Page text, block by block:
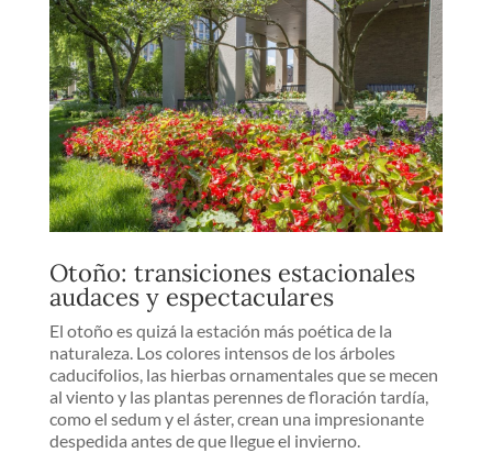
Otoño: transiciones estacionales
audaces y espectaculares
El otoño es quizá la estación más poética de la
naturaleza. Los colores intensos de los árboles
caducifolios, las hierbas ornamentales que se mecen
al viento y las plantas perennes de floración tardía,
como el sedum y el áster, crean una impresionante
despedida antes de que llegue el invierno.